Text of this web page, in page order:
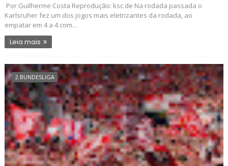
Por Guilherme Costa Reprodução: ksc.de Na rodada passada o
Karlsruher fez um dos jogos mais eletrizantes da rodada, ao
empatar em 4 a 4 com...
Leia mais
2.BUNDESLIGA